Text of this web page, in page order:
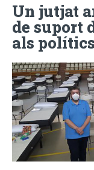
Un jutjat
de suport
als